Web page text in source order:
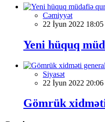
Cəmiyyət
22 İyun 2022 18:05
Yeni hüquq
Siyasət
22 İyun 2022 20:06
Gömrük